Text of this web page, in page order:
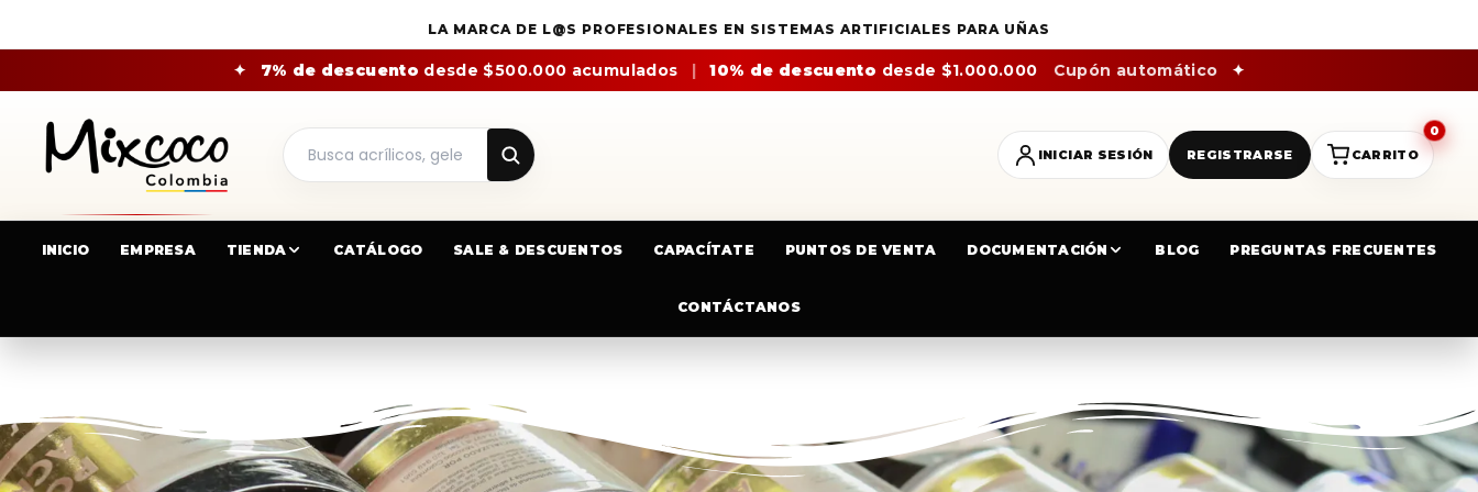
LA MARCA DE L@S PROFESIONALES EN SISTEMAS ARTIFICIALES PARA UÑAS
✦ 7% de descuento desde $500.000 acumulados | 10% de descuento desde $1.000.000 Cupón automático ✦
INICIAR SESIÓN REGISTRARSE
0
CARRITO
INICIO EMPRESA TIENDA CATÁLOGO SALE & DESCUENTOS CAPACÍTATE PUNTOS DE VENTA DOCUMENTACIÓN BLOG PREGUNTAS FRECUENTES
CONTÁCTANOS